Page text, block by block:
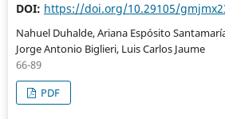
DOI: https://doi.org/10.29105/
Nahuel Duhalde, Ariana Espósito
Jorge Antonio Biglieri, Luis Carlos Jaume
66-89
PDF